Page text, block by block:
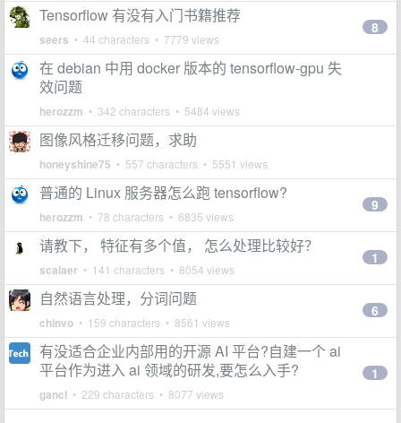
Tensorflow 有没有入门书籍推荐
seers • 44 characters • 7779 views
8
在 debian 中用 docker 版本的 tensorflow-gpu 失
效问题
herozzm • 342 characters • 5484 views
图像风格迁移问题，求助
honeyshine75 • 557 characters • 5551 views
普通的 Linux 服务器怎么跑 tensorflow?
herozzm • 78 characters • 6835 views
9
请教下， 特征有多个值， 怎么处理比较好？
scalaer • 141 characters • 8054 views
1
自然语言处理，分词问题
chinvo • 159 characters • 8561 views
6
有没适合企业内部用的开源 AI 平台?自建一个 ai
平台作为进入 ai 领域的研发,要怎么入手?
gancl • 229 characters • 8077 views
1